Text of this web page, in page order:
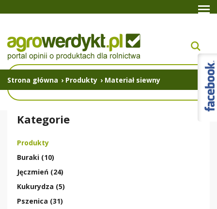
Strona główna › Produkty › Materiał siewny
Kategorie
Produkty
Buraki (10)
Jęczmień (24)
Kukurydza (5)
Pszenica (31)